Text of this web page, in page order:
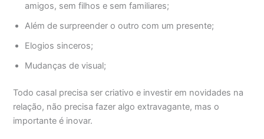
amigos, sem filhos e sem familiares;
Além de surpreender o outro com um presente;
Elogios sinceros;
Mudanças de visual;
Todo casal precisa ser criativo e investir em novidades na
relação, não precisa fazer algo extravagante, mas o
importante é inovar.